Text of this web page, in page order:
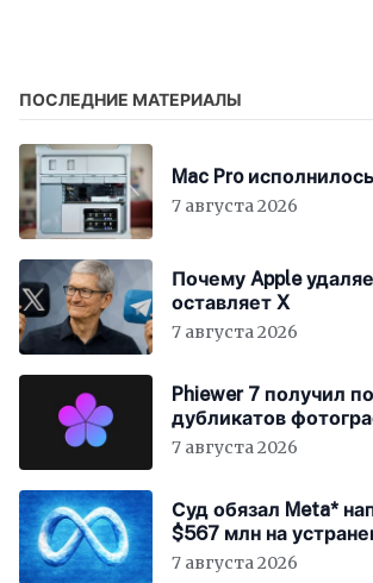
ПОСЛЕДНИЕ МАТЕРИАЛЫ
Mac Pro
7 августа 2026
Почему Apple
оставляет X
7 августа 2026
Phiewer 7 получил
дубликатов
7 августа 2026
Суд обязал Meta*
$567 млн на
соцсетей
7 августа 2026